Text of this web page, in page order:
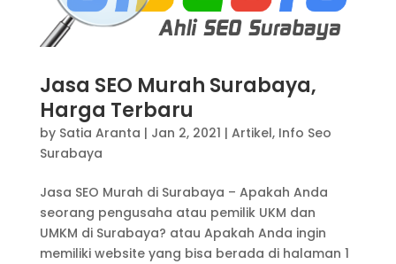
Jasa SEO Murah Surabaya,
Harga Terbaru
by Satia Aranta | Jan 2, 2021 | Artikel, Info Seo
Surabaya
Jasa SEO Murah di Surabaya – Apakah Anda
seorang pengusaha atau pemilik UKM dan
UMKM di Surabaya? atau Apakah Anda ingin
memiliki website yang bisa berada di halaman 1